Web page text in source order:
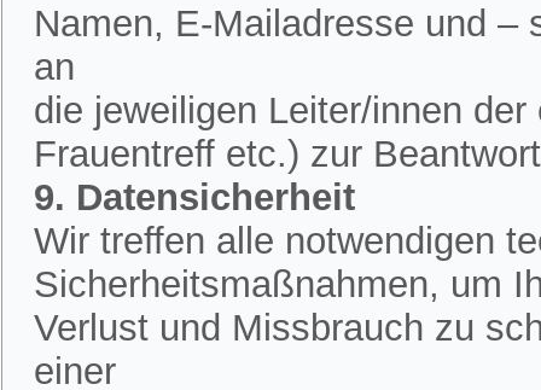
Namen, E-Mailadresse und –
an
die jeweiligen Leiter/innen
Frauentreff etc.) zur
9. Datensicherheit
Wir treffen alle notwendigen
Sicherheitsmaßnahmen, um
Verlust und Missbrauch zu
einer